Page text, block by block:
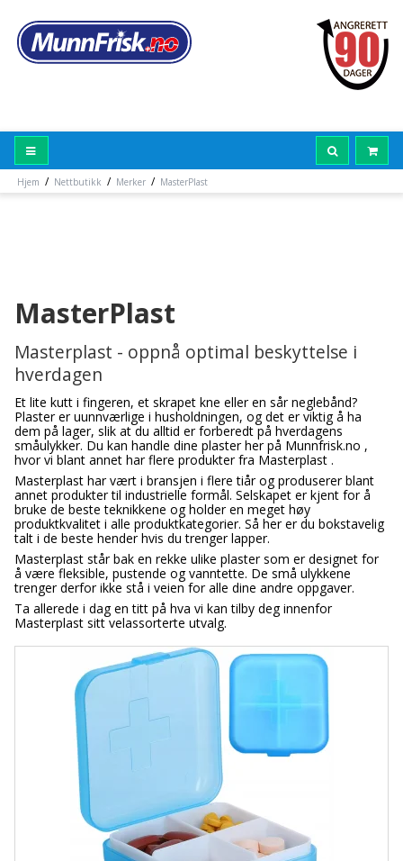
Hjem / Nettbutikk / Merker / MasterPlast
MasterPlast
Masterplast - oppnå optimal beskyttelse i
hverdagen
Et lite kutt i fingeren, et skrapet kne eller en sår neglebånd?
Plaster er uunnværlige i husholdningen, og det er viktig å ha
dem på lager, slik at du alltid er forberedt på hverdagens
småulykker. Du kan handle dine plaster her på Munnfrisk.no ,
hvor vi blant annet har flere produkter fra Masterplast .
Masterplast har vært i bransjen i flere tiår og produserer blant
annet produkter til industrielle formål. Selskapet er kjent for å
bruke de beste teknikkene og holder en meget høy
produktkvalitet i alle produktkategorier. Så her er du bokstavelig
talt i de beste hender hvis du trenger lapper.
Masterplast står bak en rekke ulike plaster som er designet for
å være fleksible, pustende og vanntette. De små ulykkene
trenger derfor ikke stå i veien for alle dine andre oppgaver.
Ta allerede i dag en titt på hva vi kan tilby deg innenfor
Masterplast sitt velassorterte utvalg.